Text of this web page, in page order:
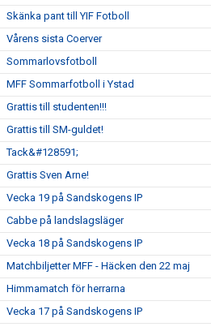
Skänka pant till YIF Fotboll
Vårens sista Coerver
Sommarlovsfotboll
MFF Sommarfotboll i Ystad
Grattis till studenten!!!
Grattis till SM-guldet!
Tack&#128591;
Grattis Sven Arne!
Vecka 19 på Sandskogens IP
Cabbe på landslagsläger
Vecka 18 på Sandskogens IP
Matchbiljetter MFF - Häcken den 22 maj
Himmamatch för herrarna
Vecka 17 på Sandskogens IP